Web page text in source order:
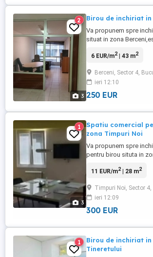
3
2 Birou de inchiriat in
Va propunem spre
situat in zona
suprafata de
contactati!
6 EUR/m2| 43 m2
Berceni, Sector 4,
ieri 12:10
250 EUR
3
1
Spatiu comercial
zona Timpuri Noi
Va propunem spre
pentru birou situta in
transport in comun si a
28mp,situat la etajul 1.
detalii,va rugam sa ne
11 EUR/m2| 28 m2
Timpuri Noi, Sector
ieri 12:09
300 EUR
1
Birou de inchiriat in
Tineretului